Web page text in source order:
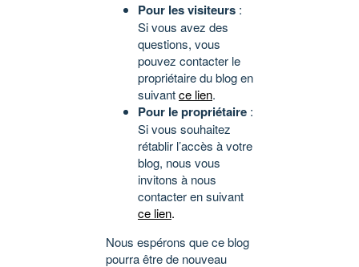
Pour les visiteurs :
Si vous avez des
questions, vous
pouvez contacter le
propriétaire du blog en
suivantce lien.
Pour le propriétaire :
Si vous souhaitez
rétablir l’accès à votre
blog, nous vous
invitons à nous
contacter en suivant
ce lien.
Nous espérons que ce blog
pourra être de nouveau